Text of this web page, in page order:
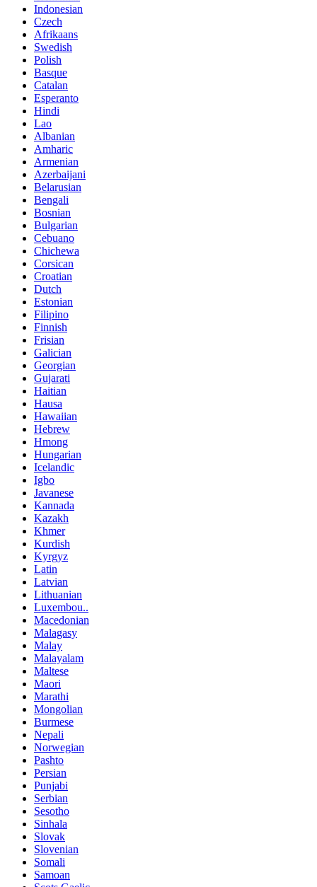
Indonesian
Czech
Afrikaans
Swedish
Polish
Basque
Catalan
Esperanto
Hindi
Lao
Albanian
Amharic
Armenian
Azerbaijani
Belarusian
Bengali
Bosnian
Bulgarian
Cebuano
Chichewa
Corsican
Croatian
Dutch
Estonian
Filipino
Finnish
Frisian
Galician
Georgian
Gujarati
Haitian
Hausa
Hawaiian
Hebrew
Hmong
Hungarian
Icelandic
Igbo
Javanese
Kannada
Kazakh
Khmer
Kurdish
Kyrgyz
Latin
Latvian
Lithuanian
Luxembou..
Macedonian
Malagasy
Malay
Malayalam
Maltese
Maori
Marathi
Mongolian
Burmese
Nepali
Norwegian
Pashto
Persian
Punjabi
Serbian
Sesotho
Sinhala
Slovak
Slovenian
Somali
Samoan